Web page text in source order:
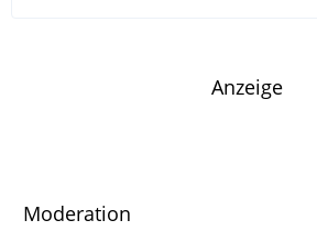
Anzeige
Moderation